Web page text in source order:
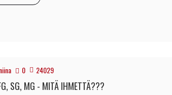
0 24029
SG, MG - MITÄ IHMETTÄ???